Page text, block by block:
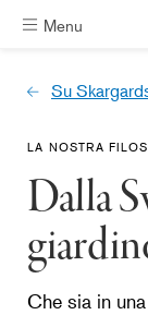
Menu
Su
LA NOSTRA
Dalla
Che sia in